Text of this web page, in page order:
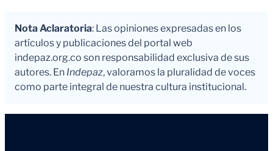
Nota Aclaratoria: Las opiniones expresadas en los
artículos y publicaciones del portal web
indepaz.org.co son responsabilidad exclusiva de sus
autores. En Indepaz, valoramos la pluralidad de voces
como parte integral de nuestra cultura institucional.